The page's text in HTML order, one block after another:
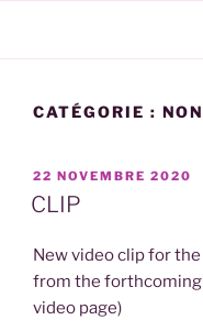
contenu
CATÉGORIE :
PUBLIÉ
LE
22 NOVEMBRE 2020
CLIP
New video clip for
from the forthcoming
video page)